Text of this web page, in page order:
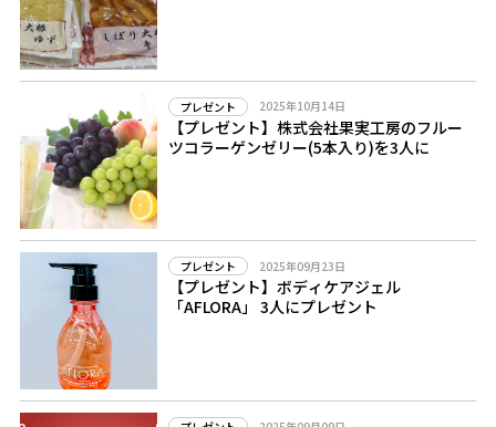
プレゼント 2025年10月14日
【プレゼント】株式会社果実工房のフルー
ツコラーゲンゼリー(5本入り)を3人に
プレゼント 2025年09月23日
【プレゼント】ボディケアジェル
「AFLORA」 3人にプレゼント